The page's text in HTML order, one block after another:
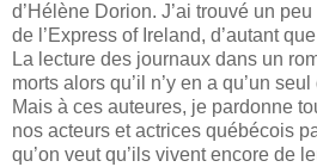
d’Hélène Dorion. J’ai trouvé un
de l’Express of Ireland, d’autant
La lecture des journaux dans un
morts alors qu’il n’y en a qu’un
Mais à ces auteures, je pardonne
nos acteurs et actrices québécois
qu’on veut qu’ils vivent encore de